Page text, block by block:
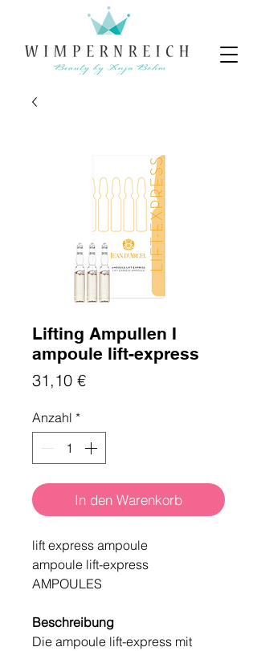
Lifting Ampullen I
ampoule lift-express
31,10 €Preis
Anzahl *
In den Warenkorb
lift express ampoule
ampoule lift-express
AMPOULES
Beschreibung
Die ampoule lift-express mit